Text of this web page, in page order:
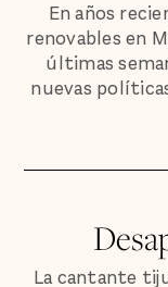
En años
renovables en
últimas
nuevas
La cantante